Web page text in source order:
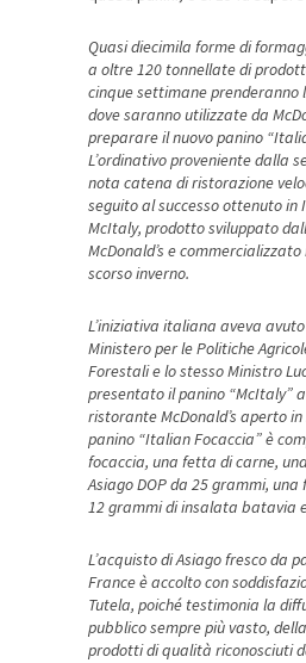
Quasi diecimila forme di
a oltre 120 tonnellate di
cinque settimane prenderanno
dove saranno utilizzate da
preparare il nuovo panino
L’ordinativo proveniente dalla
nota catena di ristorazione
seguito al successo ottenuto
McItaly, prodotto sviluppato
McDonald’s e
scorso inverno.
L’iniziativa italiana aveva
Ministero per le Politiche
Forestali e lo stesso Ministro
presentato il panino “McItaly”
ristorante McDonald’s aperto
panino “Italian Focaccia” è
focaccia, una fetta di carne,
Asiago DOP da 25 grammi,
12 grammi di insalata batavia
L’acquisto di Asiago fresco da
France è accolto con
Tutela, poiché testimonia la
pubblico sempre più vasto,
prodotti di qualità riconosciuti